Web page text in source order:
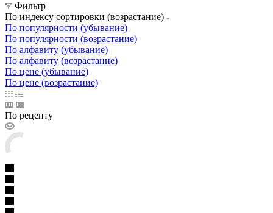
Фильтр
По индексу сортировки (возрастание)
По популярности (убывание)
По популярности (возрастание)
По алфавиту (убывание)
По алфавиту (возрастание)
По цене (убывание)
По цене (возрастание)
По рецепту